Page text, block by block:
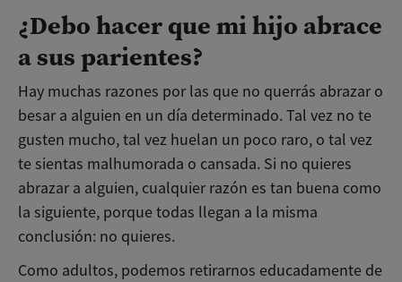
¿Debo hacer que mi hijo abrace
a sus parientes?
Hay muchas razones por las que no querrás abrazar o
besar a alguien en un día determinado. Tal vez no te
gusten mucho, tal vez huelan un poco raro, o tal vez
te sientas malhumorada o cansada. Si no quieres
abrazar a alguien, cualquier razón es tan buena como
la siguiente, porque todas llegan a la misma
conclusión: no quieres.
Como adultos, podemos retirarnos educadamente de